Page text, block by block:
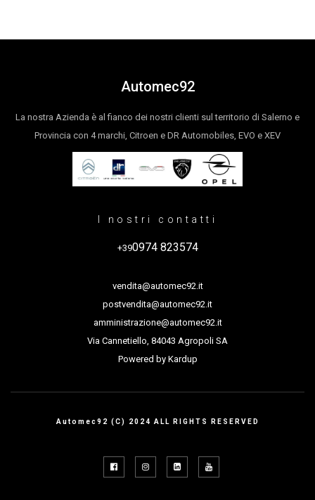
Automec92
La nostra Azienda è al fianco dei nostri clienti sul territorio di Salerno e
Provincia con 4 marchi, Citroen e DR Automobiles, EVO e XEV
I nostri contatti
+390974 823574
vendita@automec92.it
postvendita@automec92.it
amministrazione@automec92.it
Via Cannetiello, 84043 Agropoli SA
Powered by Kardup
Automec92 (C) 2024 ALL RIGHTS RESERVED